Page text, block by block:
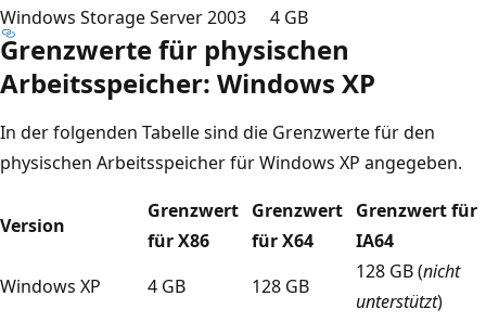
Windows Storage Server 2003
4 GB
Grenzwerte für physischen
Arbeitsspeicher: Windows XP
In der folgenden Tabelle sind die Grenzwerte für den
physischen Arbeitsspeicher für Windows XP angegeben.
Version
Grenzwert
für X86
Grenzwert
für X64
Grenzwert für
IA64
Windows XP
4 GB 128 GB
128 GB (nicht
unterstützt)